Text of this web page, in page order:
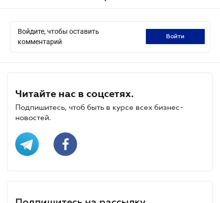
Войдите, чтобы оставить
комментарий
войти
Читайте нас в соцсетях.
Подпишитесь, чтоб быть в курсе всех бизнес-
новостей.